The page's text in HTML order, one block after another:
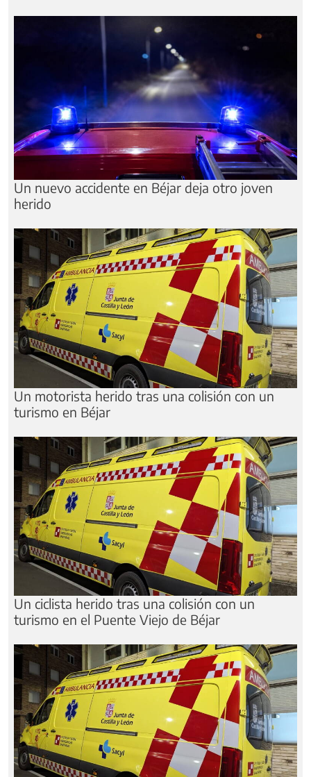
Un nuevo accidente en Béjar deja otro joven
herido
Un motorista herido tras una colisión con un
turismo en Béjar
Un ciclista herido tras una colisión con un
turismo en el Puente Viejo de Béjar